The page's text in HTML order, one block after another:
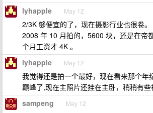
lyhapple May 12
2/3K 够便宜的了，现在摄影行业也很卷
2008 年 10 月拍的，5600 块，还是在帝
个月工资才 4K 。
lyhapple May 12
我觉得还是拍一个最好，现在看来那个年
巅峰了,现在主照片还挂在主卧，稍稍有些
sampeng May 12